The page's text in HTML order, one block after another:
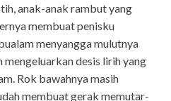
anak-anak rambut yang
membuat penisku
menyangga mulutnya
mengeluarkan desis lirih yang
Rok bawahnya masih
membuat gerak memutar-